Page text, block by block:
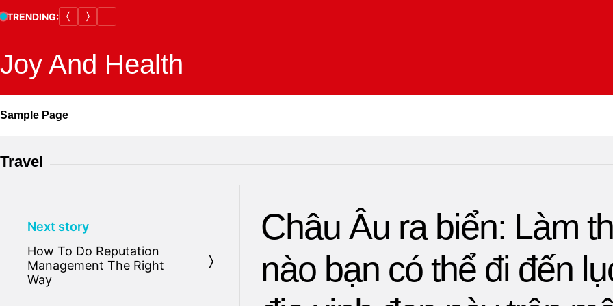
Skip
to
TRENDING:
Joy And Health
Sample Page
Travel
Châu Âu ra biển: Làm
nào bạn có thể đi đến
Next story
How To Do Reputation
Management The Right
Way